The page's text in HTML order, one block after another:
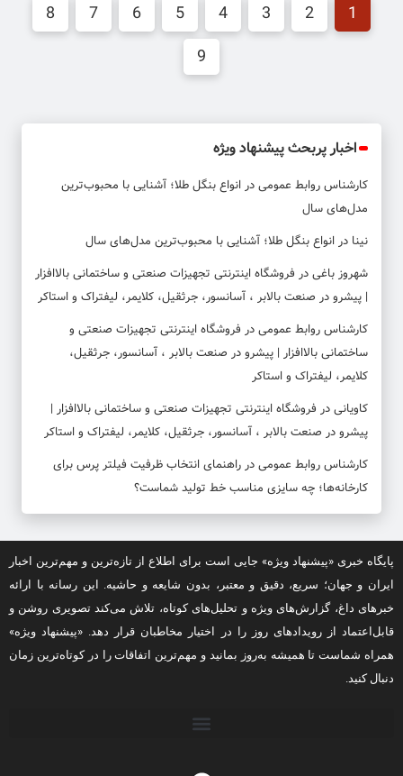
1
2
3
4
5
6
7
8
9
اخبار پربحث پیشنهاد ویژه
کارشناس روابط عمومیدر انواع بنگل طلا؛ آشنایی با محبوب‌ترین
مدل‌های سال
نینا در انواع بنگل طلا؛ آشنایی با محبوب‌ترین مدل‌های سال
شهروز باغیدر فروشگاه اینترنتی تجهیزات صنعتی و ساختمانی بالاافزار
| پیشرو در صنعت بالابر ، آسانسور، جرثقیل، کلایمر، لیفتراک و استاکر
کارشناس روابط عمومیدر فروشگاه اینترنتی تجهیزات صنعتی و
ساختمانی بالاافزار | پیشرو در صنعت بالابر ، آسانسور، جرثقیل،
کلایمر، لیفتراک و استاکر
کاویانیدر فروشگاه اینترنتی تجهیزات صنعتی و ساختمانی بالاافزار |
پیشرو در صنعت بالابر ، آسانسور، جرثقیل، کلایمر، لیفتراک و استاکر
کارشناس روابط عمومیدر راهنمای انتخاب ظرفیت فیلتر پرس برای
کارخانه‌ها؛ چه سایزی مناسب خط تولید شماست؟
پایگاه خبری «پیشنهاد ویژه» جایی است برای اطلاع از تازه‌ترین و مهم‌ترین اخبار
ایران و جهان؛ سریع، دقیق و معتبر، بدون شایعه و حاشیه. این رسانه با ارائه
خبرهای داغ، گزارش‌های ویژه و تحلیل‌های کوتاه، تلاش می‌کند تصویری روشن و
قابل‌اعتماد از رویدادهای روز را در اختیار مخاطبان قرار دهد. «پیشنهاد ویژه»
همراه شماست تا همیشه به‌روز بمانید و مهم‌ترین اتفاقات را در کوتاه‌ترین زمان
دنبال کنید.